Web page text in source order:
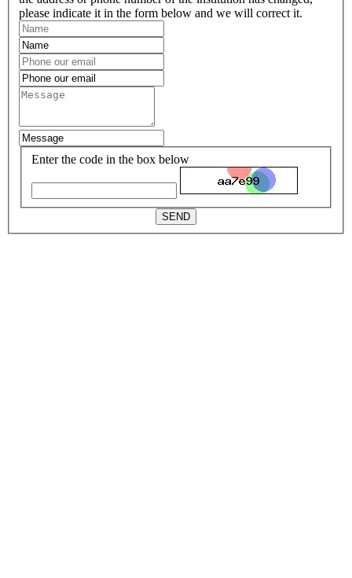
please indicate it in the form below and we will correct it.
Enter the code in the box below
SEND